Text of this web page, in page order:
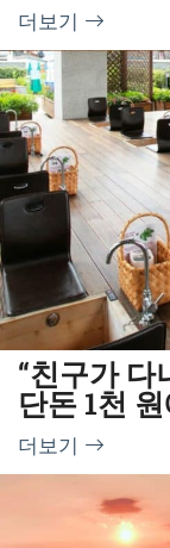
더보기
“친구가 다
단돈 1천
한방명소
더보기